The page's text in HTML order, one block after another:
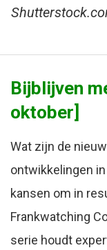
Bijblijven
oktober]
Wat zijn de
ontwikkelingen
kansen om in
Frankwatching
serie houdt